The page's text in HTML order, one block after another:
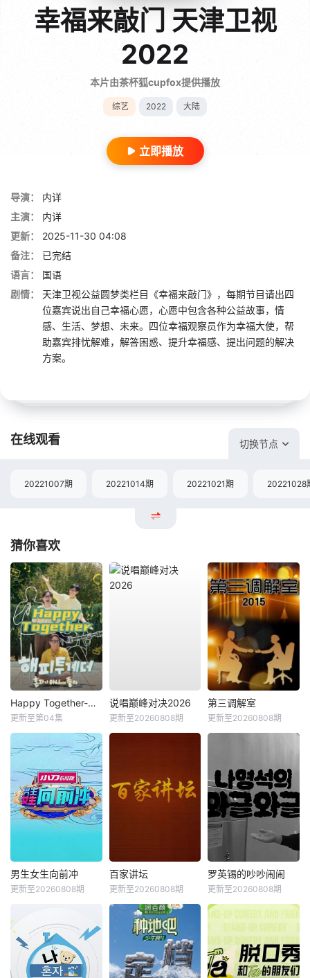
幸福来敲门 天津卫视
2022
本片由茶杯狐cupfox提供播放
综艺 2022 大陆
立即播放
导演：
内详
主演：
内详
更新：
2025-11-30 04:08
备注：
已完结
语言：
国语
剧情：
天津卫视公益圆梦类栏目《幸福来敲门》，每期节目请出四
位嘉宾说出自己幸福心愿，心愿中包含各种公益故事，情
感、生活、梦想、未来。四位幸福观察员作为幸福大使，帮
助嘉宾排忧解难，解答困惑、提升幸福感、提出问题的解决
方案。
在线观看 切换节点
20221007期 20221014期 20221021期 20221028
猜你喜欢
Happy Together-不是一个人真好
更新至第04集
说唱巅峰对决2026
更新至20260808期
第三调解室
更新至20260808期
男生女生向前冲
更新至20260808期
百家讲坛
更新至20260808期
罗英锡的吵吵闹闹
更新至20260808期